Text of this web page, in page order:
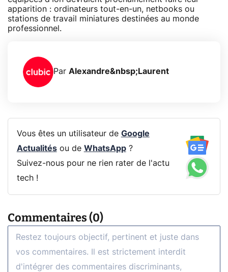
apparition : ordinateurs tout-en-un, netbooks ou
stations de travail miniatures destinées au monde
professionnel.
Par Alexandre&nbsp;Laurent
Vous êtes un utilisateur de Google
Actualitésou de WhatsApp?
Suivez-nous pour ne rien rater de l'actu
tech !
Commentaires (0)